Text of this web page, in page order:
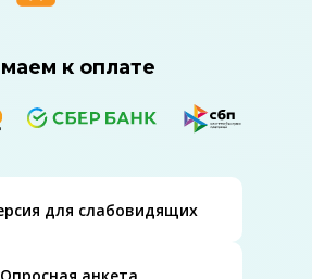
для слабовидящих
Опросная анкета
к оплате